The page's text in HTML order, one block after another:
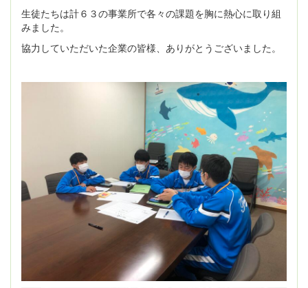
生徒たちは計６３の事業所で各々の課題を胸に熱心に取り組
みました。
協力していただいた企業の皆様、ありがとうございました。